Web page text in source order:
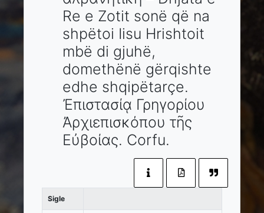
Re e Zotit sonë që na
shpëtoi Iisu Hrishtoit
mbë di gjuhë,
domethënë gërqishte
edhe shqipëtarçe.
Ἐπιστασίᾳ Γρηγορίου
Ἀρχιεπισκόπου τῆς
Εὐβοίας. Corfu.
Sigle